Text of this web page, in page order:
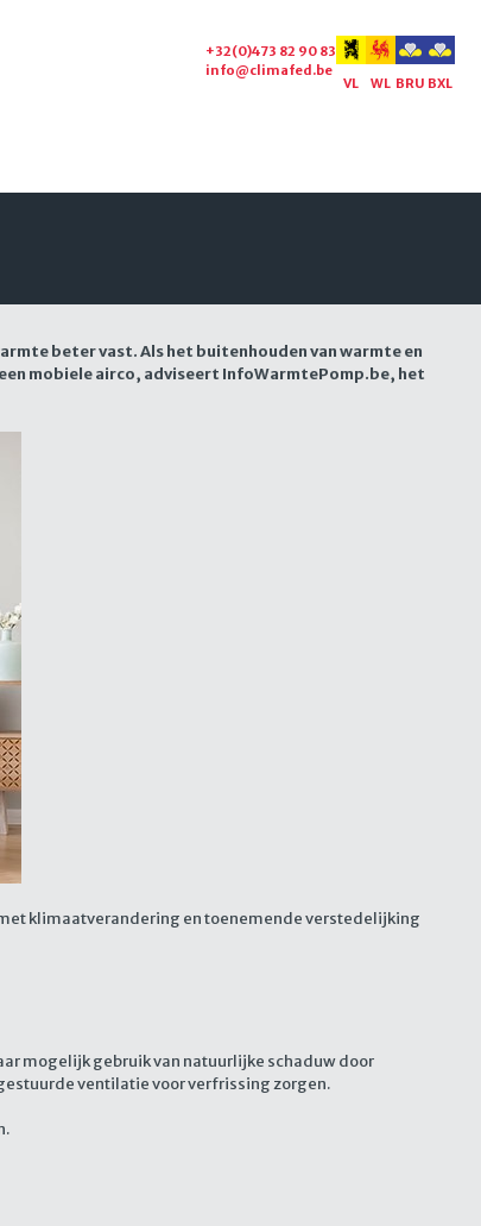
+32(0)473 82 90 83
info@climafed.be
VL WL BRU BXL
beter vast. Als het buitenhouden van warmte en
mobiele airco, adviseert InfoWarmtePomp.be, het
klimaatverandering en toenemende verstedelijking
mogelijk gebruik van natuurlijke schaduw door
ventilatie voor verfrissing zorgen.